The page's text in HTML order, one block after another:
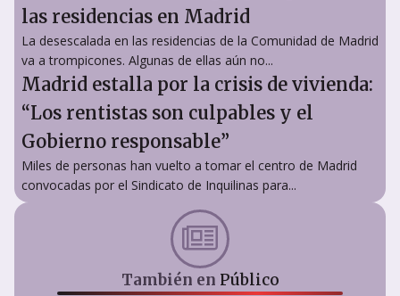
las residencias en Madrid
La desescalada en las residencias de la Comunidad de Madrid
va a trompicones. Algunas de ellas aún no...
Madrid estalla por la crisis de vivienda:
“Los rentistas son culpables y el
Gobierno responsable”
Miles de personas han vuelto a tomar el centro de Madrid
convocadas por el Sindicato de Inquilinas para...
También en Público